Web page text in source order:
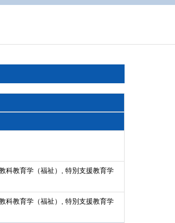
科教育学（福祉）, 特別支援教育学
科教育学（福祉）, 特別支援教育学